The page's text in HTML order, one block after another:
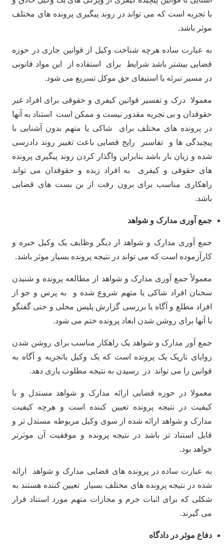
با تجربه است که می تواند در روند پیگیری پرونده های مختلف
موثر باشد.
به عبارت ساده هرچه شناخت وکیل از قوانین جاری در حوزه
قضایی بیشتر باشد شرایط برای استفاده از این مواد قانونی
در مسیر تبرئه یا استیفای حق موکل تسریع می شود.
معمولا درک و تفسیر قوانین کیفری و حقوقی برای افراد غیر
حقوقدان و بی تجربه مقدور نیست و ممکن است استناد به آنها
در پرونده های مختلف برای شاکی یا متهم بدون آشنایی با
پیچیدگی ها و تفاسیر رایج قضایی باعث تغییر روند دادرسی
شده و زیان بار باشد بنابراین واگذار کردن روند پیگیری پرونده‌
های حقوقی و کیفری به افراد زبده و حقوقدان می ‌تواند
راهکاری مناسب برای برون رفت از ‌بن بست‌ های قضایی
باشد.
جمع آوری مدارک و شواهد
جمع آوری مدارک و شواهد از دیگر وظایف یک وکیل خبره و
کارآزموده است که می تواند در نتیجه پرونده بسیار موثر باشد.
معمولاً جمع آوری مدارک و شواهد از مطالعه پرونده و شنیدن
سخنان افراد شاکی یا متهم شروع شده و به پرس و جو از
افراد مطلع و آگاه یا بررسی گزارش پلیس محلی و حتی گفتگو
با آنها برای روشن شدن ابعاد پرونده ختم می شود.
جمع آور مدارک و شواهد یک راهکار مناسب برای روشن شدن
زوایای تاریک یک پرونده است که یک وکیل باتجربه و آگاه به
قوانین را می تواند در رسیدن به نتیجه مطلوب یاری دهد.
معمولا در حوزه قضایی ارائه مدارک و شواهد مستدل و با
کیفیت در نتیجه پرونده تعیین کننده است و هرچه کیفیت
مدارک و شواهد ارائه شده از سوی وکیل مربوطه مستدل تر و
قابل استناد تر باشد در نتیجه پرونده و موفقیت آن موثرتر
خواهد بود.
به عبارت ساده در پرونده های قضایی مدارک و شواهد ارائه
شده در نتیجه پرونده های مختلف بسیار تعیین کننده هستند به
شکلی که برای اثبات جرم و مجازات متهم مورد استناد قرار
می گیرند.
دفاع موثر در دادگاه